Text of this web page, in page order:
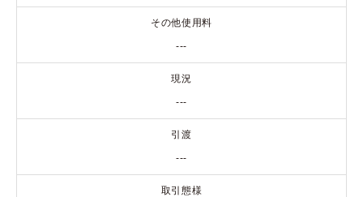
その他使用料
---
現況
---
引渡
---
取引態様